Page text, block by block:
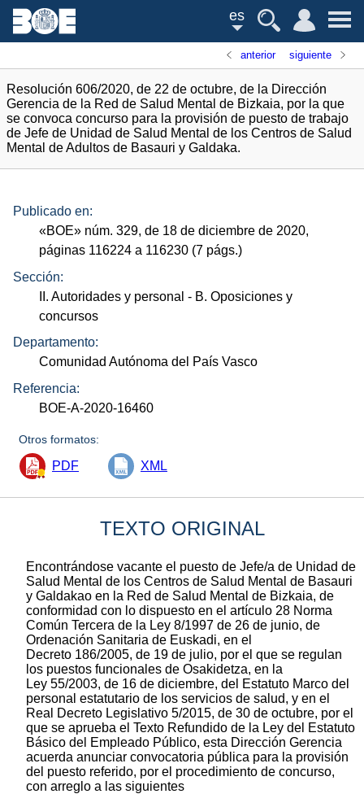
es
anterior siguiente
Resolución 606/2020, de 22 de octubre, de la Dirección
Gerencia de la Red de Salud Mental de Bizkaia, por la que
se convoca concurso para la provisión de puesto de trabajo
de Jefe de Unidad de Salud Mental de los Centros de Salud
Mental de Adultos de Basauri y Galdaka.
Publicado en:
«BOE» núm. 329, de 18 de diciembre de 2020,
páginas 116224 a 116230 (7 págs.)
Sección:
II. Autoridades y personal - B. Oposiciones y
concursos
Departamento:
Comunidad Autónoma del País Vasco
Referencia:
BOE-A-2020-16460
Otros formatos:
PDF XML
TEXTO ORIGINAL
Encontrándose vacante el puesto de Jefe/a de Unidad de
Salud Mental de los Centros de Salud Mental de Basauri
y Galdakao en la Red de Salud Mental de Bizkaia, de
conformidad con lo dispuesto en el artículo 28 Norma
Común Tercera de la Ley 8/1997 de 26 de junio, de
Ordenación Sanitaria de Euskadi, en el
Decreto 186/2005, de 19 de julio, por el que se regulan
los puestos funcionales de Osakidetza, en la
Ley 55/2003, de 16 de diciembre, del Estatuto Marco del
personal estatutario de los servicios de salud, y en el
Real Decreto Legislativo 5/2015, de 30 de octubre, por el
que se aprueba el Texto Refundido de la Ley del Estatuto
Básico del Empleado Público, esta Dirección Gerencia
acuerda anunciar convocatoria pública para la provisión
del puesto referido, por el procedimiento de concurso,
con arreglo a las siguientes